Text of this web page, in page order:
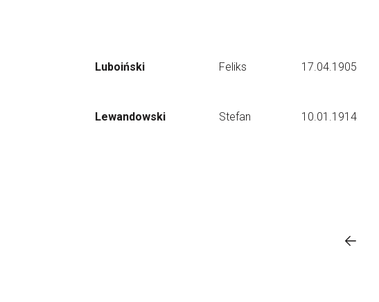
Luboiński Feliks 17.04.1905
Lewandowski Stefan 10.01.1914